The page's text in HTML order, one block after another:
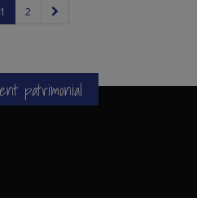
1 2
patrimonial